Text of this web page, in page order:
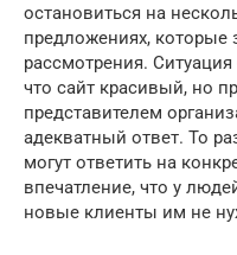
остановиться на
предложениях, которые
рассмотрения.
что сайт красивый, но
представителем
адекватный ответ. То
могут ответить на
впечатление, что у
новые клиенты им не